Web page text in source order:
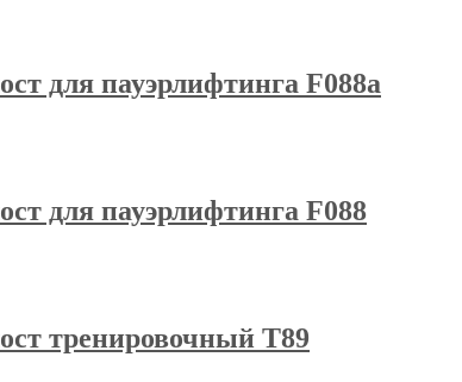
для пауэрлифтинга F088a
для пауэрлифтинга F088
тренировочный T89